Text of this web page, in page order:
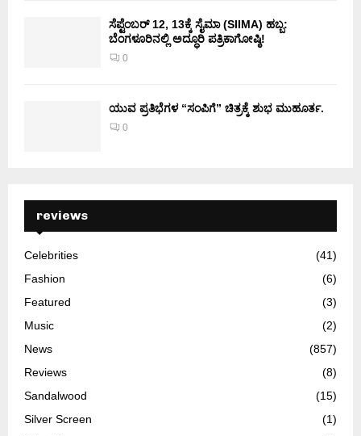
ಸೆಪ್ಟೆಂಬರ್ 12, 13ಕ್ಕೆ ಸೈಮಾ (SIIMA) ಹಬ್ಬ:
ಬೆಂಗಳೂರಿನಲ್ಲಿ ಅದ್ಧೂರಿ ಪತ್ರಿಕಾಗೋಷ್ಠಿ!
0
ಯುವ ಪ್ರತಿಭೆಗಳ “ಸಂಪಿಗೆ” ಚಿತ್ರಕ್ಕೆ ಶುಭ ಮುಹೂರ್ತ.
0
reviews
Celebrities
(41)
Fashion
(6)
Featured
(3)
Music
(2)
News
(857)
Reviews
(8)
Sandalwood
(15)
Silver Screen
(1)